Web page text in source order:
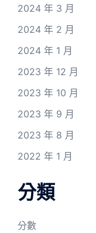
2024 年 3 月
2024 年 2 月
2024 年 1 月
2023 年 12 月
2023 年 10 月
2023 年 9 月
2023 年 8 月
2022 年 1 月
分類
分數